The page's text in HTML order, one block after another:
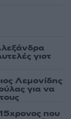
γιοτ
Λεμονίδης
για να
που